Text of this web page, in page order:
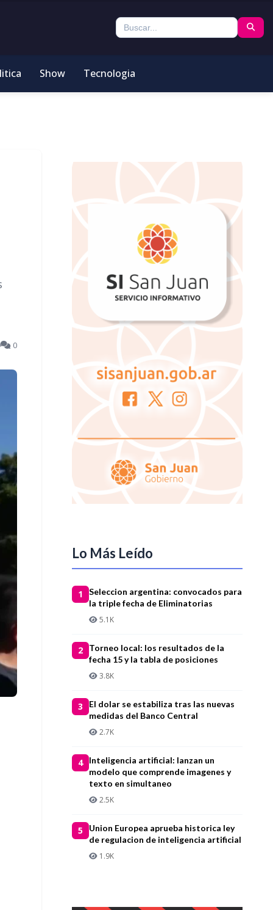
Show Tecnologia
0
Lo Más Leído
1
Seleccion argentina: convocados para
la triple fecha de Eliminatorias
5.1K
2
Torneo local: los resultados de la
fecha 15 y la tabla de posiciones
3.8K
3
El dolar se estabiliza tras las nuevas
medidas del Banco Central
2.7K
4
Inteligencia artificial: lanzan un
modelo que comprende imagenes y
texto en simultaneo
2.5K
5
Union Europea aprueba historica ley
de regulacion de inteligencia artificial
1.9K